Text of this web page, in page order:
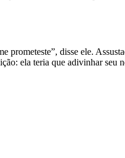
disse ele.
ela teria que adivinhar